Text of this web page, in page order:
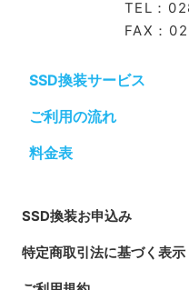
TEL：
FAX：
SSD換装サービス
ご利用の流れ
料金表
SSD換装お申込み
特定商取引法に基づく表示